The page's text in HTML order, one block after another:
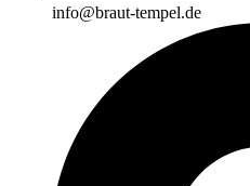
info@braut-tempel.de